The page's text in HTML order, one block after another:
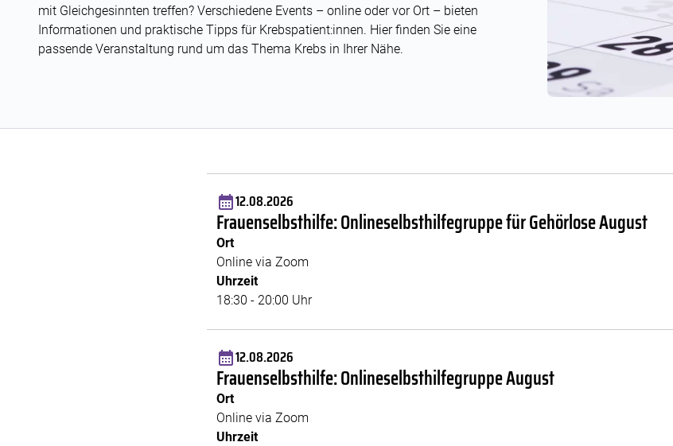
mit Gleichgesinnten treffen? Verschiedene Events – online oder vor Ort – bieten
Informationen und praktische Tipps für Krebspatient:innen. Hier finden Sie eine
passende Veranstaltung rund um das Thema Krebs in Ihrer Nähe.
12.08.2026
Frauenselbsthilfe: Onlineselbsthilfegruppe für Gehörlose August
Ort
Online via Zoom
Uhrzeit
18:30 - 20:00 Uhr
12.08.2026
Frauenselbsthilfe: Onlineselbsthilfegruppe August
Ort
Online via Zoom
Uhrzeit